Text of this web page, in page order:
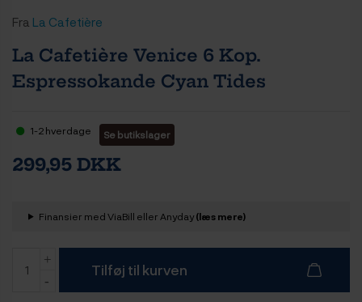
Fra La Cafetière
La Cafetière Venice 6 Kop.
Espressokande Cyan Tides
1-2 hverdage Se butikslager
299,95 DKK
Finansier med ViaBill eller Anyday(læs mere)
Tilføj til kurven